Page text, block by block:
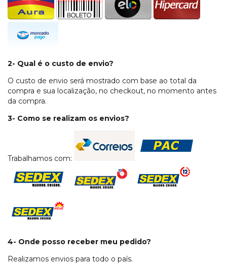
2- Qual é o custo de envio?
O custo de envio será mostrado com base ao total da
compra e sua localização, no checkout, no momento antes
da compra.
3- Como se realizam os envios?
Trabalhamos com:
4- Onde posso receber meu pedido?
Realizamos envios para todo o país.